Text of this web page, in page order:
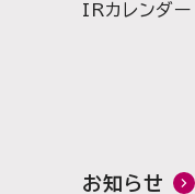
IRカレンダー
お知らせ